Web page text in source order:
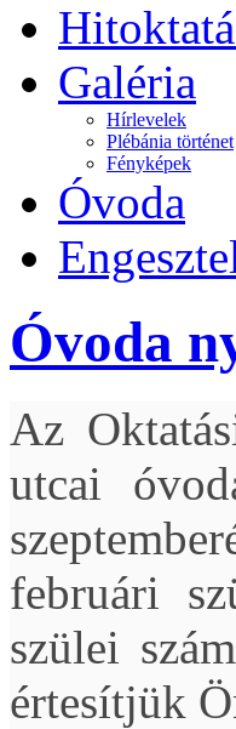
Galéria
Hírlevelek
Plébánia történet
Fényképek
Óvoda
Óvoda
Az
utcai
februári
szülei
értesítjük